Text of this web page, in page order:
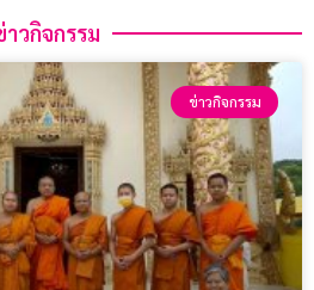
าวกิจกรรม
ข่าวกิจกรรม